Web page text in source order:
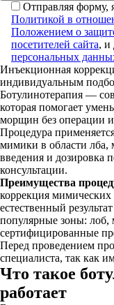
Отправляя форму,
Политикой в
Положением о
посетителей сайта, и
персональных
Инъекционная
индивидуальным
Ботулинотерапия —
которая помогает
морщин без операции и
Процедура
мимики в области лба,
введения и дозировка
консультации.
Преимущества
коррекция
естественный
популярные зоны: лоб,
сертифицированные
Перед проведением
специалиста, так как
Что такое
работает